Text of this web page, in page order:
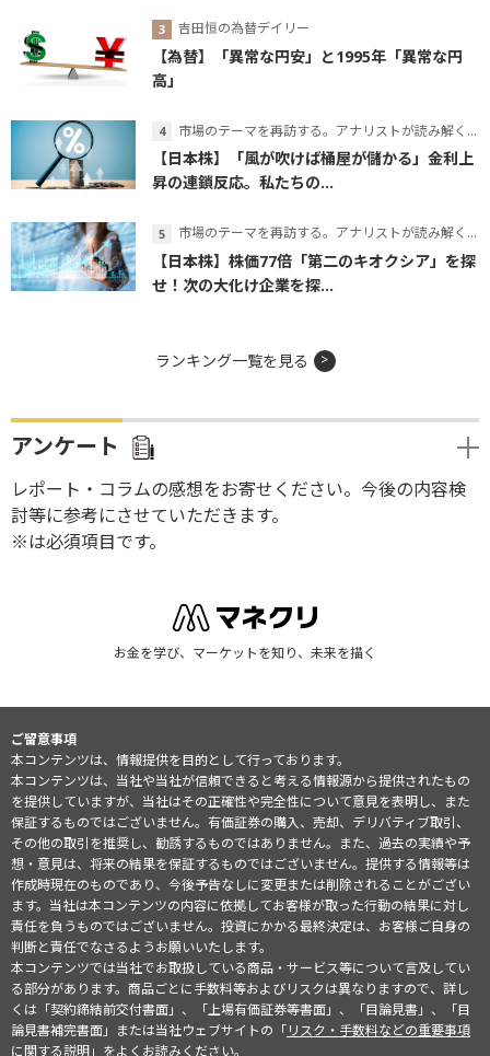
吉田恒の為替デイリー
【為替】「異常な円安」と1995年「異常な円
高」
市場のテーマを再訪する。アナリストが読み解くテーマの本質
【日本株】「風が吹けば桶屋が儲かる」金利上
昇の連鎖反応。私たちの...
市場のテーマを再訪する。アナリストが読み解くテーマの本質
【日本株】株価77倍「第二のキオクシア」を探
せ！次の大化け企業を探...
ランキング一覧を見る
アンケート
レポート・コラムの感想をお寄せください。今後の内容検
討等に参考にさせていただきます。
※は必須項目です。
お金を学び、マーケットを知り、未来を描く
ご留意事項
本コンテンツは、情報提供を目的として行っております。
本コンテンツは、当社や当社が信頼できると考える情報源から提供されたもの
を提供していますが、当社はその正確性や完全性について意見を表明し、また
保証するものではございません。有価証券の購入、売却、デリバティブ取引、
その他の取引を推奨し、勧誘するものではありません。また、過去の実績や予
想・意見は、将来の結果を保証するものではございません。提供する情報等は
作成時現在のものであり、今後予告なしに変更または削除されることがござい
ます。当社は本コンテンツの内容に依拠してお客様が取った行動の結果に対し
責任を負うものではございません。投資にかかる最終決定は、お客様ご自身の
判断と責任でなさるようお願いいたします。
本コンテンツでは当社でお取扱している商品・サービス等について言及してい
る部分があります。商品ごとに手数料等およびリスクは異なりますので、詳し
くは「契約締結前交付書面」、「上場有価証券等書面」、「目論見書」、「目
論見書補完書面」または当社ウェブサイトの「リスク・手数料などの重要事項
に関する説明」をよくお読みください。